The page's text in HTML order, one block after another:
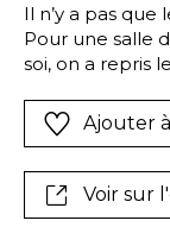
Il n’y a pas que
Pour une salle
soi, on a repris
tag, ciel étoilé…
Ajouter
Voir sur